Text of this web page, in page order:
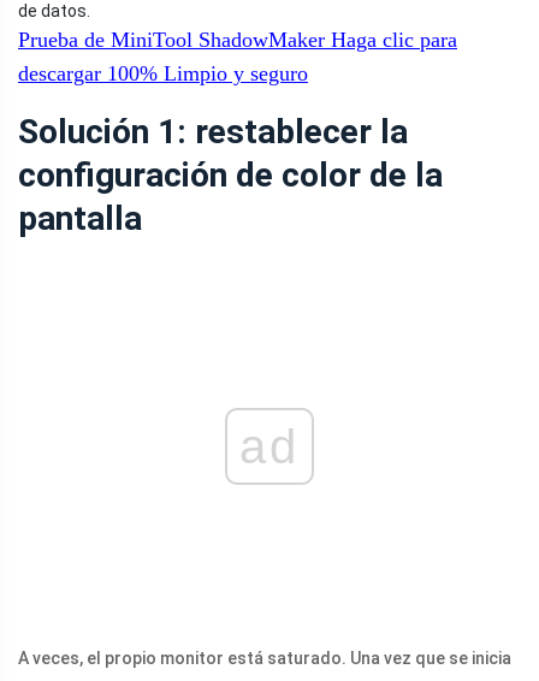
de datos.
Prueba de MiniTool ShadowMaker Haga clic para
descargar 100% Limpio y seguro
Solución 1: restablecer la
configuración de color de la
pantalla
ad
A veces, el propio monitor está saturado. Una vez que se inicia